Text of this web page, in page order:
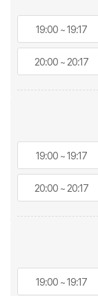
19:00 ~ 19:17
20:00 ~ 20:17
19:00 ~ 19:17
20:00 ~ 20:17
19:00 ~ 19:17